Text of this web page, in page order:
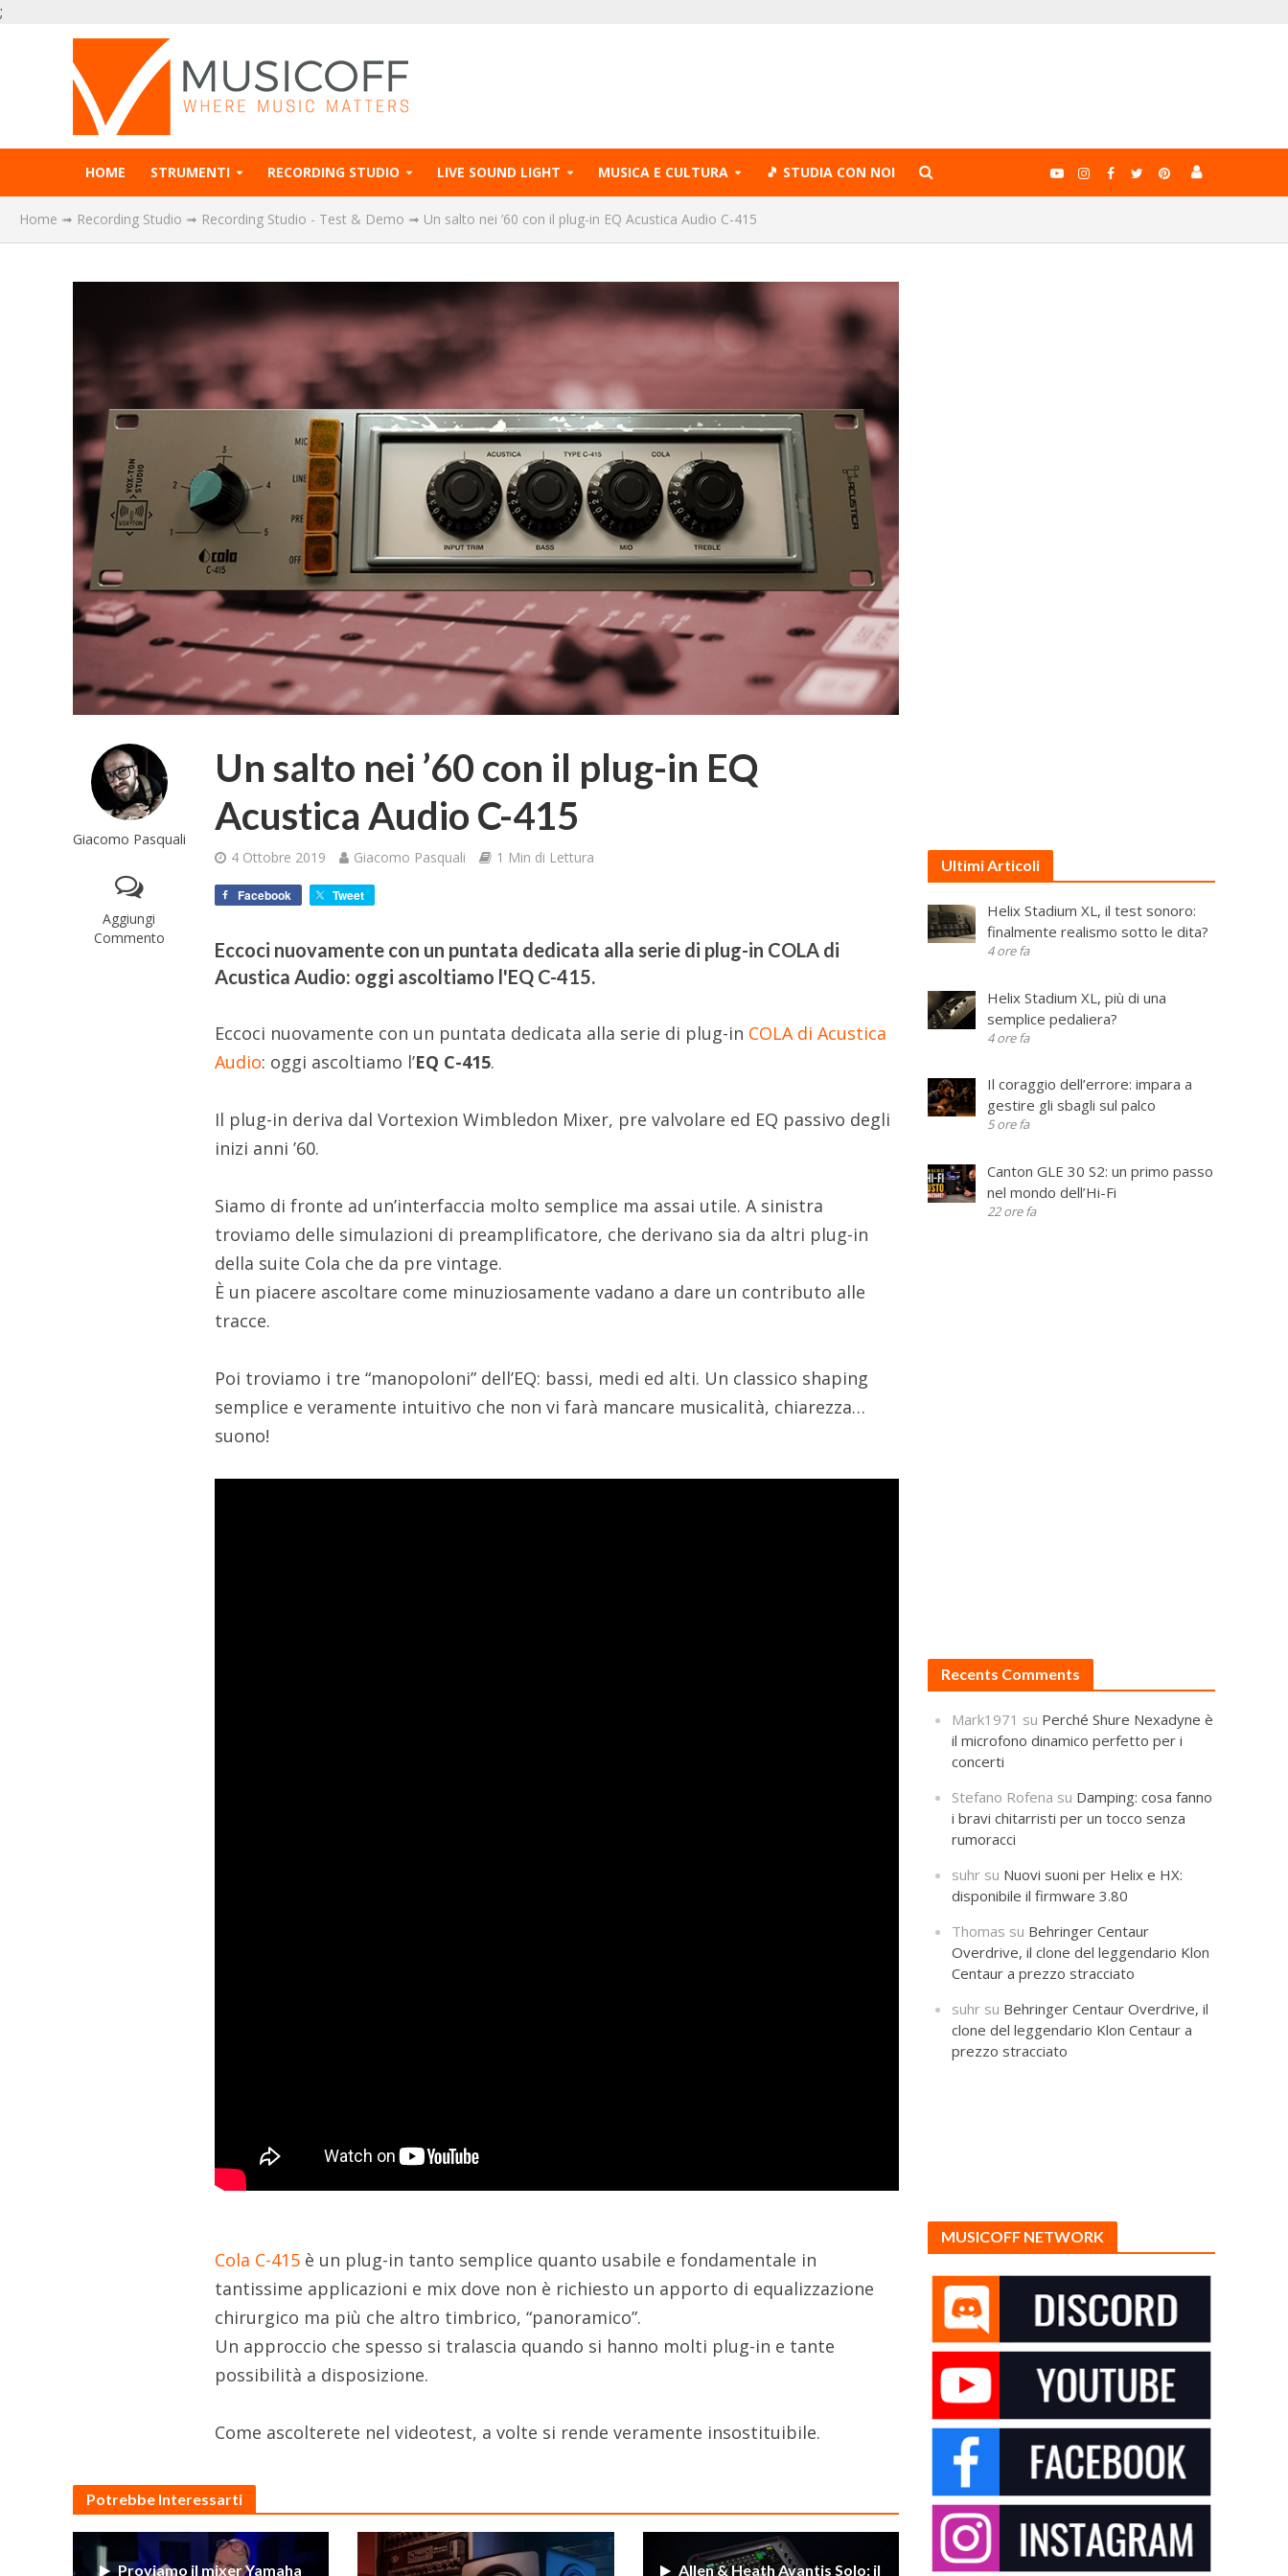
;
HOME STRUMENTI RECORDING STUDIO LIVE SOUND LIGHT MUSICA E CULTURA 🎵 STUDIA CON NOI
Home ➟ Recording Studio ➟ Recording Studio - Test & Demo ➟ Un salto nei ’60 con il plug-in EQ Acustica Audio C-415
Giacomo Pasquali
Aggiungi
Commento
Un salto nei ’60 con il plug-in EQ
Acustica Audio C-415
4 Ottobre 2019 Giacomo Pasquali 1 Min di Lettura
Facebook Tweet
Eccoci nuovamente con un puntata dedicata alla serie di plug-in COLA di
Acustica Audio: oggi ascoltiamo l'EQ C-415.
Eccoci nuovamente con un puntata dedicata alla serie di plug-in COLA di Acustica
Audio: oggi ascoltiamo l’EQ C-415.
Il plug-in deriva dal Vortexion Wimbledon Mixer, pre valvolare ed EQ passivo degli
inizi anni ’60.
Siamo di fronte ad un’interfaccia molto semplice ma assai utile. A sinistra
troviamo delle simulazioni di preamplificatore, che derivano sia da altri plug-in
della suite Cola che da pre vintage.
È un piacere ascoltare come minuziosamente vadano a dare un contributo alle
tracce.
Poi troviamo i tre “manopoloni” dell’EQ: bassi, medi ed alti. Un classico shaping
semplice e veramente intuitivo che non vi farà mancare musicalità, chiarezza…
suono!
Cola C-415 è un plug-in tanto semplice quanto usabile e fondamentale in
tantissime applicazioni e mix dove non è richiesto un apporto di equalizzazione
chirurgico ma più che altro timbrico, “panoramico”.
Un approccio che spesso si tralascia quando si hanno molti plug-in e tante
possibilità a disposizione.
Come ascolterete nel videotest, a volte si rende veramente insostituibile.
Potrebbe Interessarti
Proviamo il mixer Yamaha Allen & Heath Avantis Solo: il
Ultimi Articoli
Helix Stadium XL, il test sonoro:
finalmente realismo sotto le dita?
4 ore fa
Helix Stadium XL, più di una
semplice pedaliera?
4 ore fa
Il coraggio dell’errore: impara a
gestire gli sbagli sul palco
5 ore fa
Canton GLE 30 S2: un primo passo
nel mondo dell’Hi-Fi
22 ore fa
Recents Comments
Mark1971 su Perché Shure Nexadyne è
il microfono dinamico perfetto per i
concerti
Stefano Rofena su Damping: cosa fanno
i bravi chitarristi per un tocco senza
rumoracci
suhr su Nuovi suoni per Helix e HX:
disponibile il firmware 3.80
Thomas su Behringer Centaur
Overdrive, il clone del leggendario Klon
Centaur a prezzo stracciato
suhr su Behringer Centaur Overdrive, il
clone del leggendario Klon Centaur a
prezzo stracciato
MUSICOFF NETWORK